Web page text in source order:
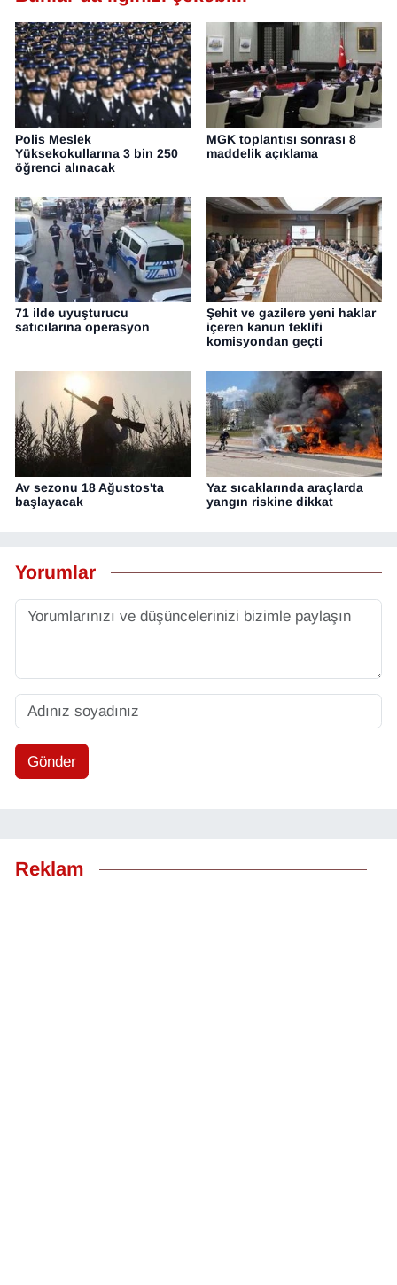
Polis Meslek
Yüksekokullarına 3 bin 250
öğrenci alınacak
MGK toplantısı sonrası 8
maddelik açıklama
71 ilde uyuşturucu
satıcılarına operasyon
Şehit ve gazilere yeni haklar
içeren kanun teklifi
komisyondan geçti
Av sezonu 18 Ağustos'ta
başlayacak
Yaz sıcaklarında araçlarda
yangın riskine dikkat
Yorumlar
Gönder
Reklam